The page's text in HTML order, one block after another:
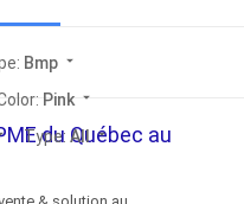
Bmp arrow_drop_down
Pink arrow_drop_down
Type: All arrow_drop_down
du Québec au